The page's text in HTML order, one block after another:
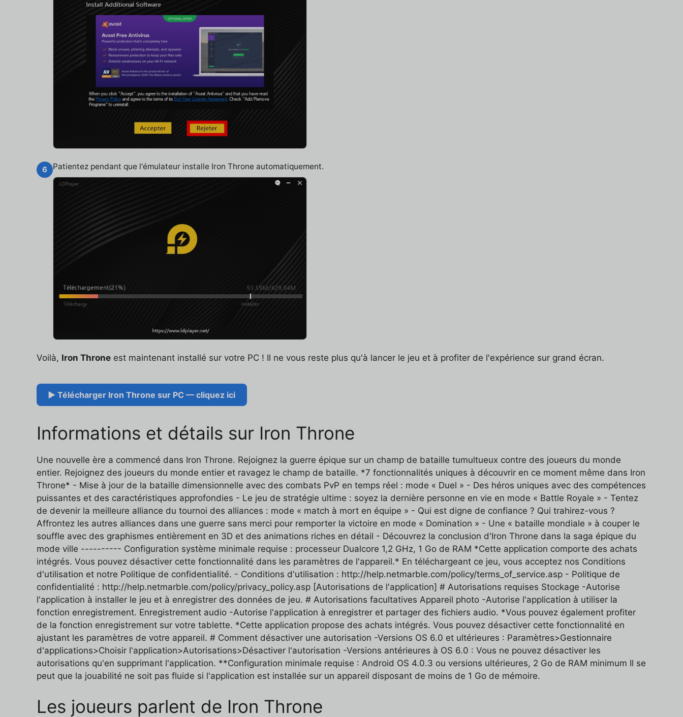
6 Patientez pendant que l'émulateur installe Iron Throne automatiquement.
Voilà, Iron Throne est maintenant installé sur votre PC ! Il ne vous reste plus qu'à lancer le jeu et à profiter de l'expérience sur grand écran.
▶ Télécharger Iron Throne sur PC — cliquez ici
Informations et détails sur Iron Throne
Une nouvelle ère a commencé dans Iron Throne. Rejoignez la guerre épique sur un champ de bataille tumultueux contre des joueurs du monde
entier. Rejoignez des joueurs du monde entier et ravagez le champ de bataille. *7 fonctionnalités uniques à découvrir en ce moment même dans Iron
Throne* - Mise à jour de la bataille dimensionnelle avec des combats PvP en temps réel : mode « Duel » - Des héros uniques avec des compétences
puissantes et des caractéristiques approfondies - Le jeu de stratégie ultime : soyez la dernière personne en vie en mode « Battle Royale » - Tentez
de devenir la meilleure alliance du tournoi des alliances : mode « match à mort en équipe » - Qui est digne de confiance ? Qui trahirez-vous ?
Affrontez les autres alliances dans une guerre sans merci pour remporter la victoire en mode « Domination » - Une « bataille mondiale » à couper le
souffle avec des graphismes entièrement en 3D et des animations riches en détail - Découvrez la conclusion d'Iron Throne dans la saga épique du
mode ville ---------- Configuration système minimale requise : processeur Dualcore 1,2 GHz, 1 Go de RAM *Cette application comporte des achats
intégrés. Vous pouvez désactiver cette fonctionnalité dans les paramètres de l'appareil.* En téléchargeant ce jeu, vous acceptez nos Conditions
d'utilisation et notre Politique de confidentialité. - Conditions d'utilisation : http://help.netmarble.com/policy/terms_of_service.asp - Politique de
confidentialité : http://help.netmarble.com/policy/privacy_policy.asp [Autorisations de l'application] # Autorisations requises Stockage -Autorise
l'application à installer le jeu et à enregistrer des données de jeu. # Autorisations facultatives Appareil photo -Autorise l'application à utiliser la
fonction enregistrement. Enregistrement audio -Autorise l'application à enregistrer et partager des fichiers audio. *Vous pouvez également profiter
de la fonction enregistrement sur votre tablette. *Cette application propose des achats intégrés. Vous pouvez désactiver cette fonctionnalité en
ajustant les paramètres de votre appareil. # Comment désactiver une autorisation -Versions OS 6.0 et ultérieures : Paramètres>Gestionnaire
d'applications>Choisir l'application>Autorisations>Désactiver l'autorisation -Versions antérieures à OS 6.0 : Vous ne pouvez désactiver les
autorisations qu'en supprimant l'application. **Configuration minimale requise : Android OS 4.0.3 ou versions ultérieures, 2 Go de RAM minimum Il se
peut que la jouabilité ne soit pas fluide si l'application est installée sur un appareil disposant de moins de 1 Go de mémoire.
Les joueurs parlent de Iron Throne